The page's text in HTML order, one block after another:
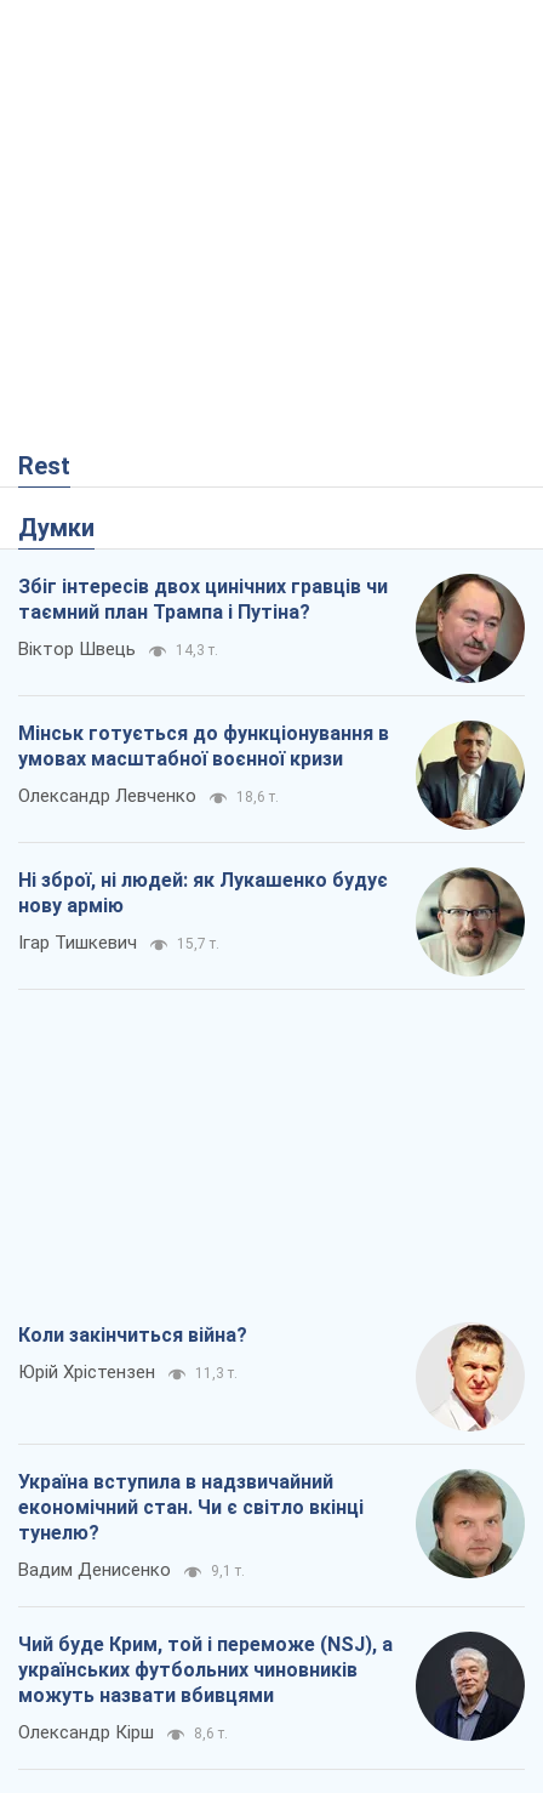
Rest
Думки
Збіг інтересів двох цинічних гравців чи
таємний план Трампа і Путіна?
Віктор Швець 14,3 т.
Мінськ готується до функціонування в
умовах масштабної воєнної кризи
Олександр Левченко 18,6 т.
Ні зброї, ні людей: як Лукашенко будує
нову армію
Ігар Тишкевич 15,7 т.
Коли закінчиться війна?
Юрій Хрістензен 11,3 т.
Україна вступила в надзвичайний
економічний стан. Чи є світло вкінці
тунелю?
Вадим Денисенко 9,1 т.
Чий буде Крим, той і переможе (NSJ), а
українських футбольних чиновників
можуть назвати вбивцями
Олександр Кірш 8,6 т.